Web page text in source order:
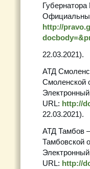
http://
22.03.2021).
АТД
Смоленской
URL: http://
22.03.2021).
АТД Тамбов
Тамбовской
URL: http://